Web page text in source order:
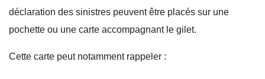
déclaration des sinistres peuvent être placés sur une
pochette ou une carte accompagnant le gilet.
Cette carte peut notamment rappeler :